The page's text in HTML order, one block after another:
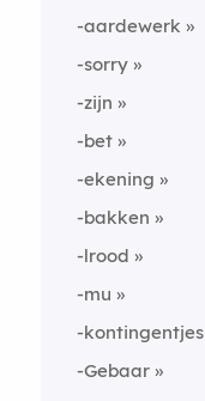
-aardewerk
-sorry
-zijn
-bet
-ekening
-bakken
-lrood
-mu
-kontingentjes
-Gebaar